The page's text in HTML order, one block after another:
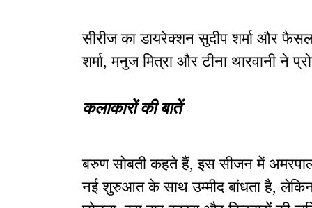
सीरीज का डायरेक्शन सुदीप शर्मा और
शर्मा, मनुज मित्रा और टीना थारवानी ने
कलाकारों की बातें
बरुण सोबती कहते हैं, इस सीजन में अमरपाल
नई शुरुआत के साथ उम्मीद बांधता है, लेकिन